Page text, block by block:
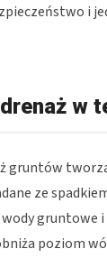
i
w
gruntów
ze
wody gruntowe
poziom